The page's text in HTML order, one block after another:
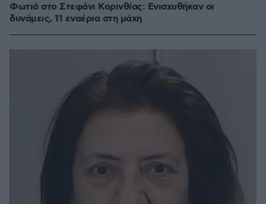
Φωτιά στο Στεφάνι Κορινθίας: Ενισχυθήκαν οι
δυνάμεις, 11 εναέρια στη μάχη